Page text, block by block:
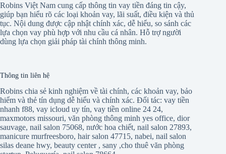
Robins Việt Nam cung cấp thông tin vay tiền đáng tin cậy,
giúp bạn hiểu rõ các loại khoản vay, lãi suất, điều kiện và thủ
tục. Nội dung được cập nhật chính xác, dễ hiểu, so sánh các
lựa chọn vay phù hợp với nhu cầu cá nhân. Hỗ trợ người
dùng lựa chọn giải pháp tài chính thông minh.
Thông tin liên hệ
Robins chia sẻ kinh nghiệm về tài chính, các khoản vay, bảo
hiểm và thẻ tín dụng dễ hiểu và chính xác. Đối tác: vay tiền
nhanh f88, vay icloud uy tín, vay tiền online 24 24,
maxmotors missouri, văn phòng thông minh yes office, dior
sauvage, nail salon 75068, nước hoa chiết, nail salon 27893,
manicure murfreesboro, hair salon 47715, nabei, nail salon
silas deane hwy, beauty center, sany ,cho thuê văn phòng